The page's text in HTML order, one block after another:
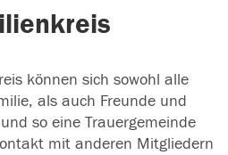
können sich sowohl alle
als auch Freunde und
so eine Trauergemeinde
mit anderen Mitgliedern